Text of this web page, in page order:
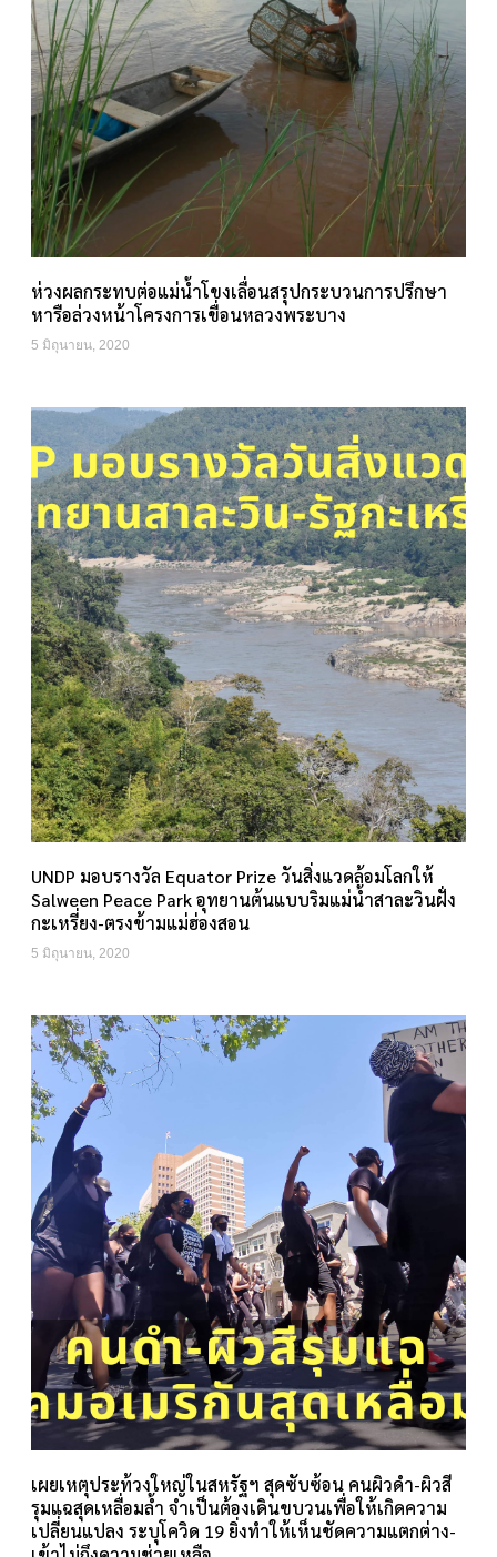
ห่วงผลกระทบต่อแม่น้ำโขงเลื่อนสรุปกระบวนการปรึกษา
หารือล่วงหน้าโครงการเขื่อนหลวงพระบาง
5 มิถุนายน, 2020
UNDP มอบรางวัล Equator Prize วันสิ่งแวดล้อมโลกให้
Salween Peace Park อุทยานต้นแบบริมแม่น้ำสาละวินฝั่ง
กะเหรี่ยง-ตรงข้ามแม่ฮ่องสอน
5 มิถุนายน, 2020
เผยเหตุประท้วงใหญ่ในสหรัฐฯ สุดซับซ้อน คนผิวดำ-ผิวสี
รุมแฉสุดเหลื่อมล้ำ จำเป็นต้องเดินขบวนเพื่อให้เกิดความ
เปลี่ยนแปลง ระบุโควิด 19 ยิ่งทำให้เห็นชัดความแตกต่าง-